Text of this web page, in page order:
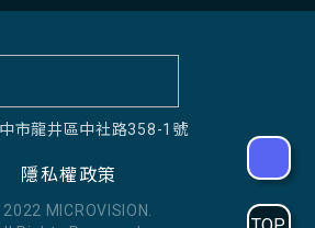
市龍井區中社路358-1號
隱私權政策
MICROVISION.